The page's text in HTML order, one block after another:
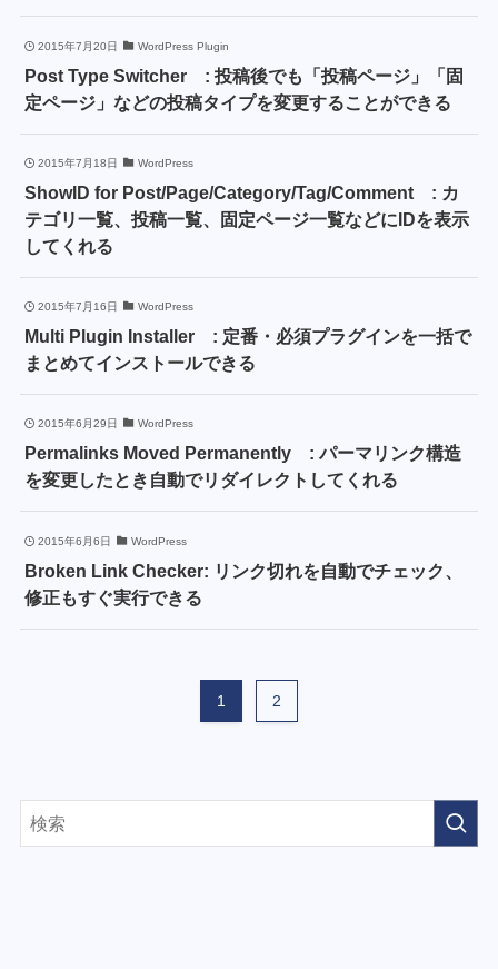
2015年7月20日 WordPress Plugin
Post Type Switcher : 投稿後でも「投稿ページ」「固
定ページ」などの投稿タイプを変更することができる
2015年7月18日 WordPress
ShowID for Post/Page/Category/Tag/Comment : カ
テゴリ一覧、投稿一覧、固定ページ一覧などにIDを表示
してくれる
2015年7月16日 WordPress
Multi Plugin Installer : 定番・必須プラグインを一括で
まとめてインストールできる
2015年6月29日 WordPress
Permalinks Moved Permanently : パーマリンク構造
を変更したとき自動でリダイレクトしてくれる
2015年6月6日 WordPress
Broken Link Checker: リンク切れを自動でチェック、
修正もすぐ実行できる
1 2